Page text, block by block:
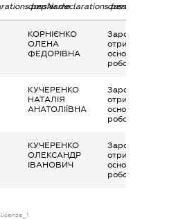
dossier.declarations.personName
КОРНІЄНКО
ОЛЕНА
ФЕДОРІВНА
Заробітна плата
отримана за
основним місцем
роботи
КУЧЕРЕНКО
НАТАЛІЯ
АНАТОЛІЇВНА
Заробітна плата
отримана за
основним місцем
роботи
КУЧЕРЕНКО
ОЛЕКСАНДР
ІВАНОВИЧ
Заробітна плата
отримана за
основним місцем
роботи